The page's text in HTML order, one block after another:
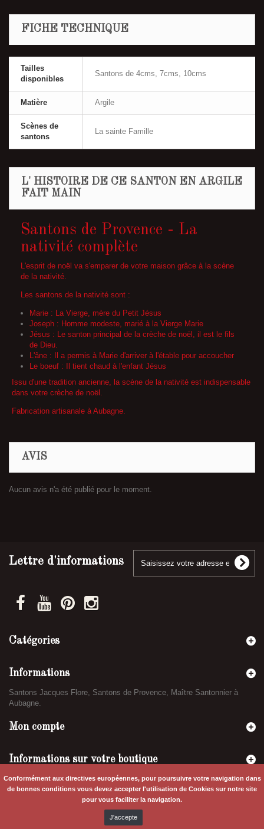
Conformément aux directives européennes, pour poursuivre votre navigation dans
de bonnes conditions vous devez accepter l'utilisation de Cookies sur notre site
pour vous faciliter la navigation.
J'accepte
FICHE TECHNIQUE
Tailles
disponibles
Santons de 4cms, 7cms, 10cms
Matière Argile
Scènes de
santons
La sainte Famille
L' HISTOIRE DE CE SANTON EN ARGILE
FAIT MAIN
Santons de Provence - La
nativité complète
L'esprit de noël va s'emparer de votre maison grâce à la scène
de la nativité.
Les santons de la nativité sont :
Marie : La Vierge, mère du Petit Jésus
Joseph : Homme modeste, marié à la Vierge Marie
Jésus : Le santon principal de la crèche de noël, il est le fils
de Dieu.
L'âne : Il a permis à Marie d'arriver à l'étable pour accoucher
Le boeuf : Il tient chaud à l'enfant Jésus
Issu d'une tradition ancienne, la scène de la nativité est indispensable
dans votre crèche de noël.
Fabrication artisanale à Aubagne.
AVIS
Aucun avis n'a été publié pour le moment.
Lettre d'informations
Catégories
Informations
Santons Jacques Flore, Santons de Provence, Maître Santonnier à
Aubagne.
Mon compte
Informations sur votre boutique